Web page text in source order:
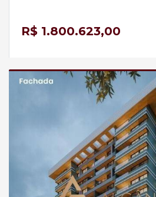
R$ 1.800.623,00